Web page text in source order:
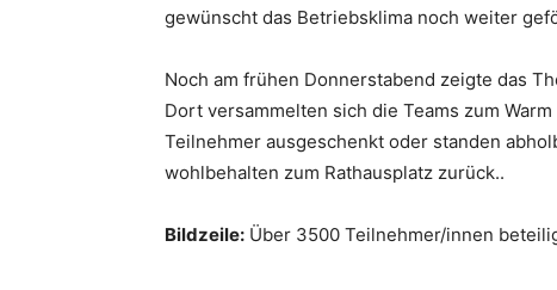
gewünscht das Betriebsklima noch weiter
Noch am frühen Donnerstabend zeigte das
Dort versammelten sich die Teams zum
Teilnehmer ausgeschenkt oder standen
wohlbehalten zum Rathausplatz zurück..
Bildzeile: Über 3500 Teilnehmer/innen